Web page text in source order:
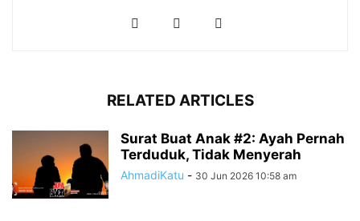
RELATED ARTICLES
Surat Buat Anak #2: Ayah Pernah
Terduduk, Tidak Menyerah
AhmadiKatu - 30 Jun 2026 10:58 am